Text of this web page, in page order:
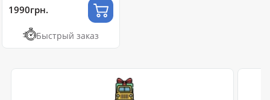
1990грн.
Быстрый заказ